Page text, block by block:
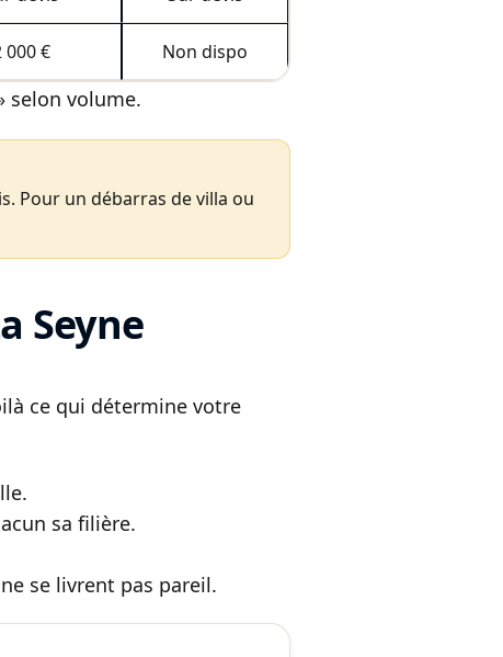
000 € Non dispo
selon volume.
Pour un débarras de villa ou
Seyne
ce qui détermine votre
sa filière.
se livrent pas pareil.